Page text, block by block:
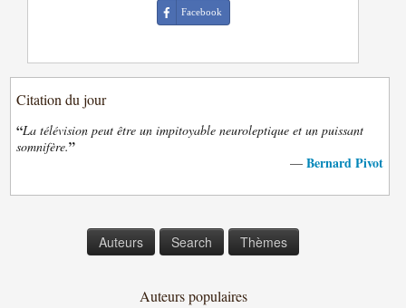
Facebook
Citation du jour
“La télévision peut être un impitoyable neuroleptique et un puissant
somnifère.”
— Bernard Pivot
Auteurs Search Thèmes
Auteurs populaires